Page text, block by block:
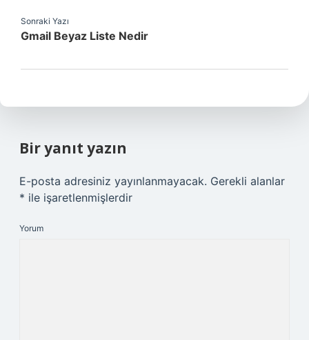
Sonraki Yazı
Gmail Beyaz Liste Nedir
Bir yanıt yazın
E-posta adresiniz yayınlanmayacak. Gerekli alanlar
* ile işaretlenmişlerdir
Yorum